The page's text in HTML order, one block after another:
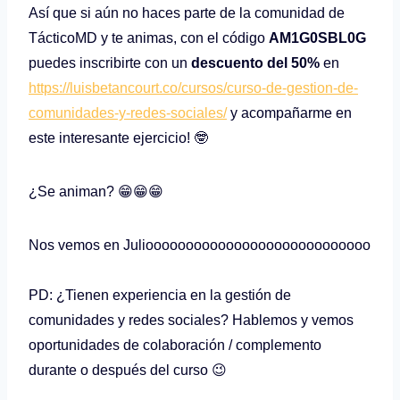
Así que si aún no haces parte de la comunidad de
TácticoMD y te animas, con el código AM1G0SBL0G
puedes inscribirte con un descuento del 50% en
https://luisbetancourt.co/cursos/curso-de-gestion-de-
comunidades-y-redes-sociales/y acompañarme en
este interesante ejercicio! 🤓
¿Se animan? 😁😁😁
Nos vemos en Julioooooooooooooooooooooooooooo
PD: ¿Tienen experiencia en la gestión de
comunidades y redes sociales? Hablemos y vemos
oportunidades de colaboración / complemento
durante o después del curso 😉